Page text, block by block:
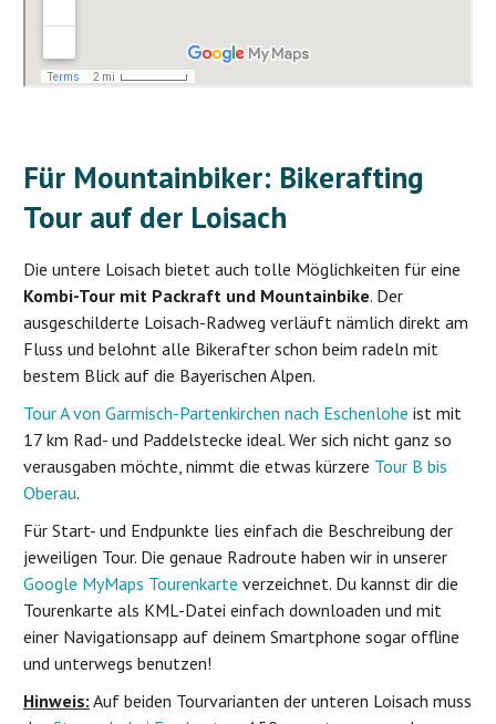
Für Mountainbiker: Bikerafting
Tour auf der Loisach
Die untere Loisach bietet auch tolle Möglichkeiten für eine
Kombi-Tour mit Packraft und Mountainbike. Der
ausgeschilderte Loisach-Radweg verläuft nämlich direkt am
Fluss und belohnt alle Bikerafter schon beim radeln mit
bestem Blick auf die Bayerischen Alpen.
Tour A von Garmisch-Partenkirchen nach Eschenlohe ist mit
17 km Rad- und Paddelstecke ideal. Wer sich nicht ganz so
verausgaben möchte, nimmt die etwas kürzere Tour B bis
Oberau.
Für Start- und Endpunkte lies einfach die Beschreibung der
jeweiligen Tour. Die genaue Radroute haben wir in unserer
Google MyMaps Tourenkarte verzeichnet. Du kannst dir die
Tourenkarte als KML-Datei einfach downloaden und mit
einer Navigationsapp auf deinem Smartphone sogar offline
und unterwegs benutzen!
Hinweis: Auf beiden Tourvarianten der unteren Loisach muss